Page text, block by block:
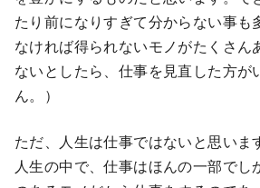
たり前になりすぎて分からない事も
なければ得られないモノがたくさん
ないとしたら、仕事を見直した方が
ん。）
ただ、人生は仕事ではないと思いま
人生の中で、仕事はほんの一部でし